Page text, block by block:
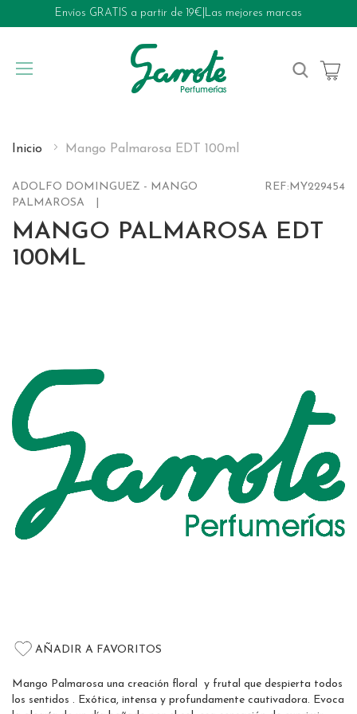
Envíos GRATIS a partir de 19€ Las mejores marcas
My Cart
Inicio Mango Palmarosa EDT 100ml
ADOLFO DOMINGUEZ - MANGO
PALMAROSA
REF:MY229454
MANGO PALMAROSA EDT
100ML
images
gallery
to
the
of
the
AÑADIR A FAVORITOS
Mango Palmarosa una creación floral y frutal que despierta todos
los sentidos . Exótica, intensa y profundamente cautivadora. Evoca